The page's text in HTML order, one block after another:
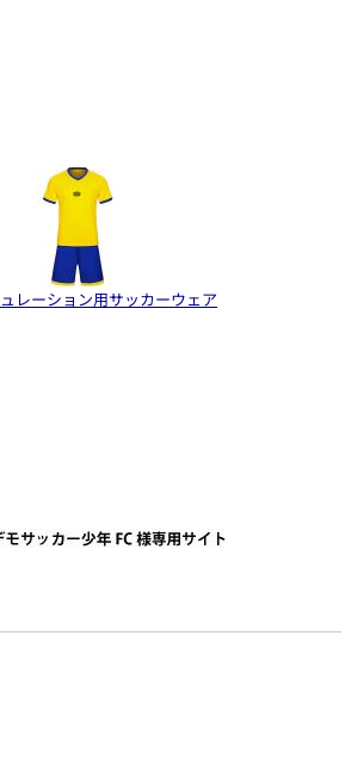
レーション用サッカーウェア